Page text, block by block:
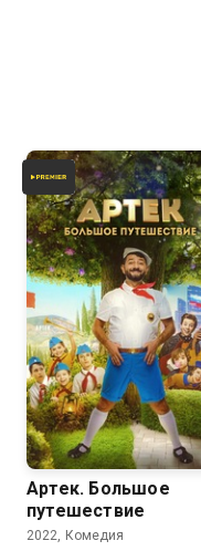
7.6
Артек. Большое
путешествие
2022, Комедия